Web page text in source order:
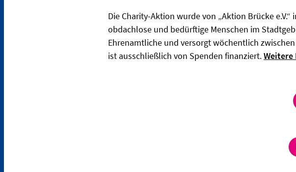
Die Charity-Aktion wurde von „Aktion Brücke
obdachlose und bedürftige Menschen im
Ehrenamtliche und versorgt wöchentlich
ist ausschließlich von Spenden finanziert.